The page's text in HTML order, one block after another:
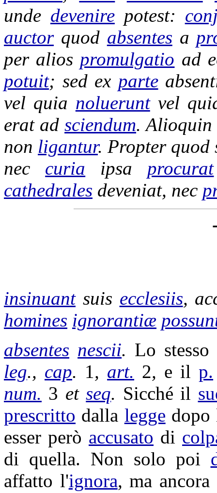
unde devenirepotest:
auctorquod absentes a
per alios promulgatio ad
potuit; sed ex parte
vel quia nolueruntvel
erat adsciendum.
non ligantur. Propter
nec curia ipsa procurat
cathedrales deveniat, nec
insinuantsuis ecclesiis,
homines ignorantiæ
absentes nescii. Lo
leg., cap. 1, art. 2, e ilp.
num. 3 etseq. Sicché il
prescritto dalla legge
esser però accusato di
di quella. Non solo poi
affatto l'ignora, ma